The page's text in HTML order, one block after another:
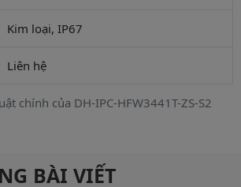
chính của DH-IPC-HFW3441T-ZS-S2
Kim loại, IP67
Liên hệ
sản phẩm
BÀI VIẾT